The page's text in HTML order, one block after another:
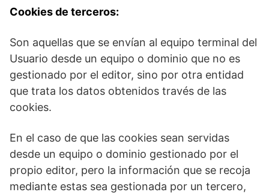
Cookies de terceros:
Son aquellas que se envían al equipo terminal del
Usuario desde un equipo o dominio que no es
gestionado por el editor, sino por otra entidad
que trata los datos obtenidos través de las
cookies.
En el caso de que las cookies sean servidas
desde un equipo o dominio gestionado por el
propio editor, pero la información que se recoja
mediante estas sea gestionada por un tercero,